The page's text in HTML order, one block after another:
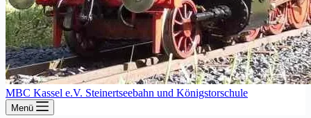
MBC Kassel e.V. Steinertseebahn und Königstorschule
Menü